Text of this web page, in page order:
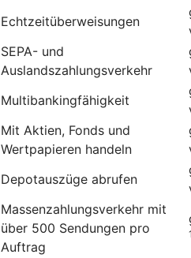
Echtzeitüberweisungen
SEPA- und
Auslandszahlungsverkehr
Multibankingfähigkeit
Mit Aktien, Fonds und
Wertpapieren handeln
Depotauszüge abrufen
Massenzahlungsverkehr mit
über 500 Sendungen pro
Auftrag
1